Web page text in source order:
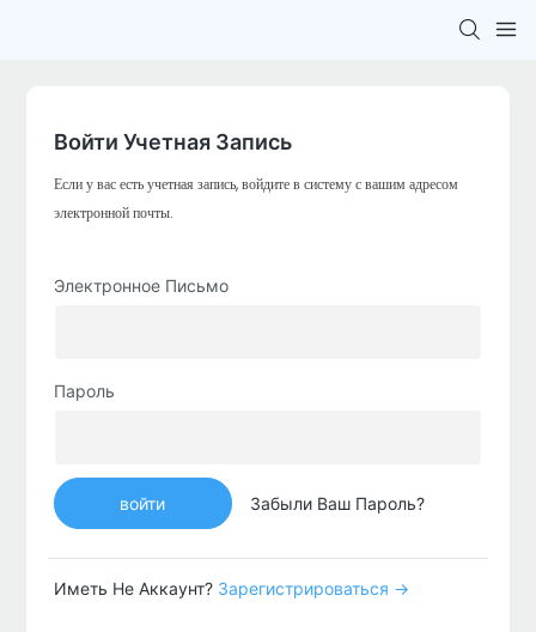
Войти Учетная Запись
Если у вас есть учетная запись, войдите в систему с вашим адресом
электронной почты.
Электронное Письмо
Пароль
войти Забыли Ваш Пароль?
Иметь Не Аккаунт? Зарегистрироваться →